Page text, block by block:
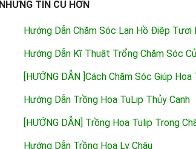
NHỮNG TIN CŨ HƠN
Hướng Dẫn Chăm Sóc Lan Hồ Điệp Tươi
Hướng Dẫn Kĩ Thuật Trổng Chăm Sóc
[HƯỚNG DẪN ]Cách Chăm Sóc Giúp
Hướng Dẫn Trồng Hoa TuLip Thủy Canh
[HƯỚNG DẪN] Trồng Hoa Tulip Trong
Hướng Dẫn Trồng Hoa Ly Chậu